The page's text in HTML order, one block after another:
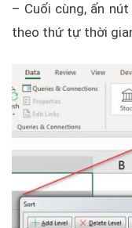
– Cuối cùng, ấn
theo thứ tự thời